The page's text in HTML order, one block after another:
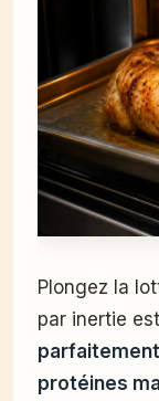
Plongez la
par inertie
protéines